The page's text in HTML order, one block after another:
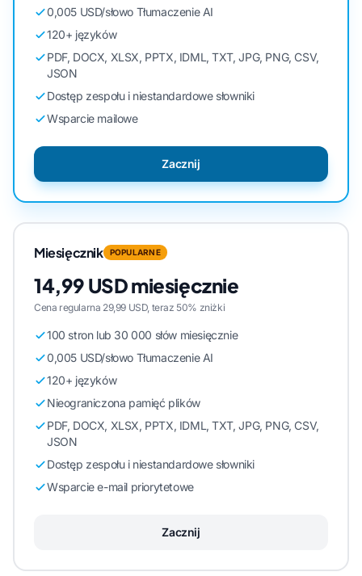
0,005 USD/słowo Tłumaczenie AI
120+ języków
PDF, DOCX, XLSX, PPTX, IDML, TXT, JPG, PNG, CSV,
JSON
Dostęp zespołu i niestandardowe słowniki
Wsparcie mailowe
Zacznij
Miesięcznik POPULARNE
14,99 USD miesięcznie
Cena regularna 29,99 USD, teraz 50% zniżki
100 stron lub 30 000 słów miesięcznie
0,005 USD/słowo Tłumaczenie AI
120+ języków
Nieograniczona pamięć plików
PDF, DOCX, XLSX, PPTX, IDML, TXT, JPG, PNG, CSV,
JSON
Dostęp zespołu i niestandardowe słowniki
Wsparcie e-mail priorytetowe
Zacznij